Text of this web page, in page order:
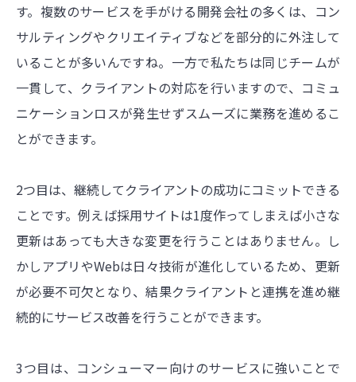
す。複数のサービスを手がける開発会社の多くは、コン
サルティングやクリエイティブなどを部分的に外注して
いることが多いんですね。一方で私たちは同じチームが
一貫して、クライアントの対応を行いますので、コミュ
ニケーションロスが発生せずスムーズに業務を進めるこ
とができます。
2つ目は、継続してクライアントの成功にコミットできる
ことです。例えば採用サイトは1度作ってしまえば小さな
更新はあっても大きな変更を行うことはありません。し
かしアプリやWebは日々技術が進化しているため、更新
が必要不可欠となり、結果クライアントと連携を進め継
続的にサービス改善を行うことができます。
3つ目は、コンシューマー向けのサービスに強いことで